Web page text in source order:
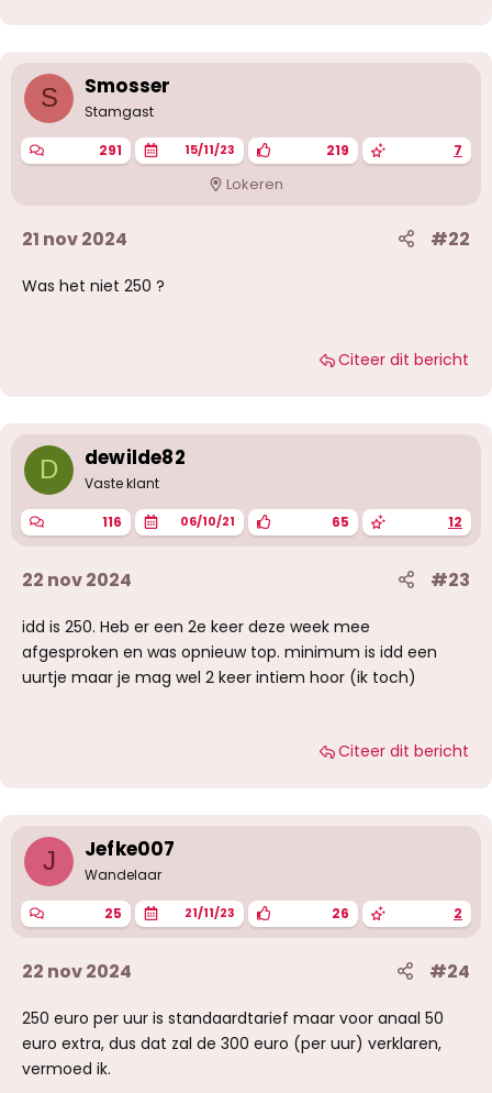
n
g
n
:
S Smosser
Stamgast
291 15/11/23 219 7
Lokeren
21 nov 2024 #22
Was het niet 250 ?
Citeer dit bericht
D dewilde82
Vaste klant
116 06/10/21 65 12
22 nov 2024 #23
idd is 250. Heb er een 2e keer deze week mee
afgesproken en was opnieuw top. minimum is idd een
uurtje maar je mag wel 2 keer intiem hoor (ik toch)
Citeer dit bericht
J Jefke007
Wandelaar
25 21/11/23 26 2
22 nov 2024 #24
250 euro per uur is standaardtarief maar voor anaal 50
euro extra, dus dat zal de 300 euro (per uur) verklaren,
vermoed ik.